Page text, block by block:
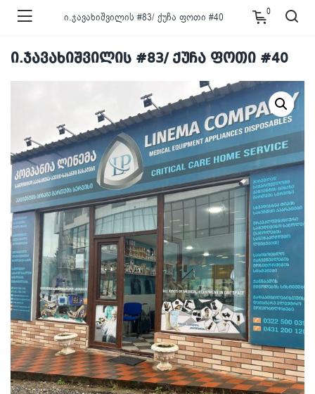
ი.ჯავახიშვილის #83/ ქუჩა ფოთი #40 0
ი.ჯავახიშვილის #83/ ქუჩა ფოთი #40